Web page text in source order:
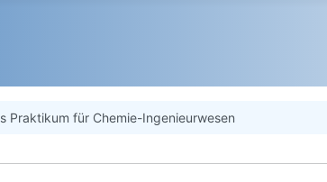
Praktikum für Chemie-Ingenieurwesen